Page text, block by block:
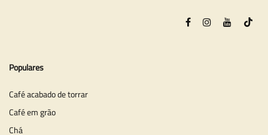
Populares
Café acabado de torrar
Café em grão
Chá